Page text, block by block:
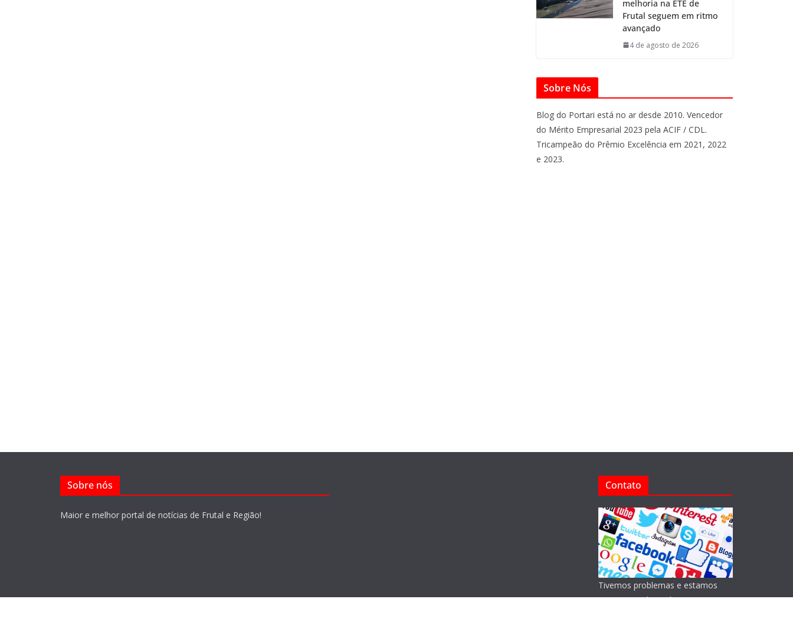
melhoria na ETE de
Frutal seguem em ritmo
avançado
4 de agosto de 2026
Sobre Nós
Blog do Portari está no ar desde 2010. Vencedor
do Mérito Empresarial 2023 pela ACIF / CDL.
Tricampeão do Prêmio Excelência em 2021, 2022
e 2023.
Sobre nós
Maior e melhor portal de notícias de Frutal e Região!
Contato
Tivemos problemas e estamos
reorganizando o Blog!